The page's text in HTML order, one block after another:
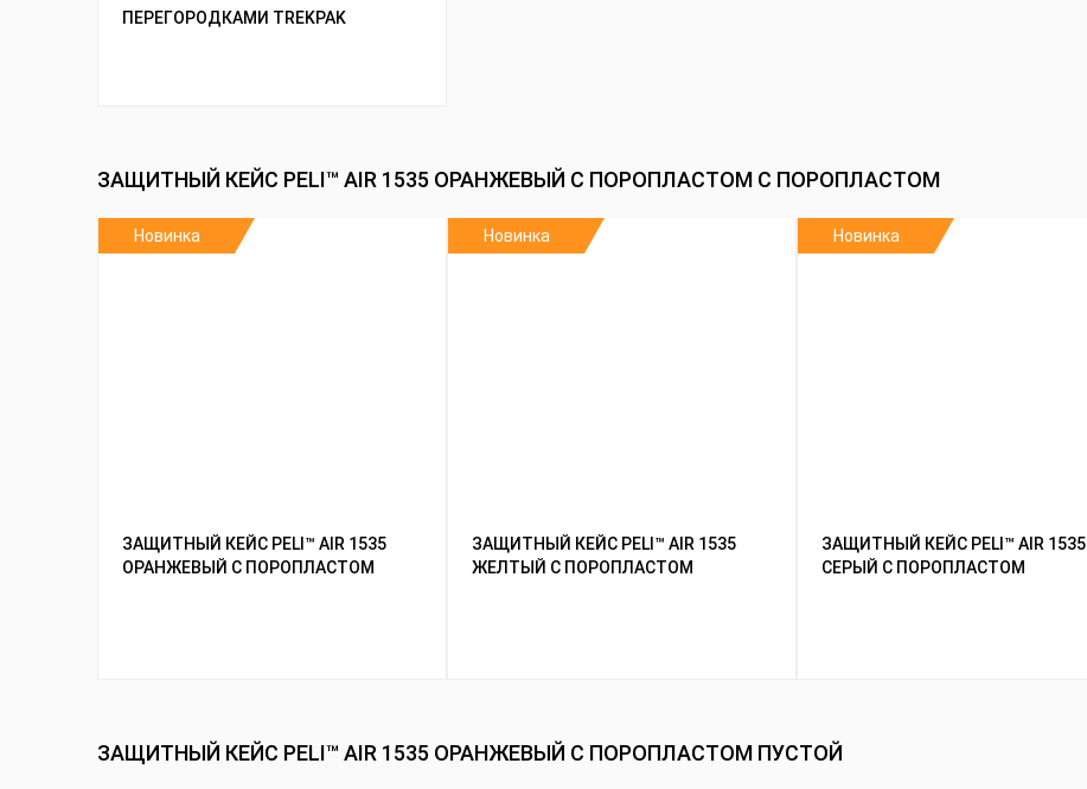
ПЕРЕГОРОДКАМИ TREKPAK
ЗАЩИТНЫЙ КЕЙС PELI™ AIR 1535 ОРАНЖЕВЫЙ С ПОРОПЛАСТОМ С ПОРОПЛАСТОМ
ЗАЩИТНЫЙ КЕЙС PELI™ AIR 1535
ОРАНЖЕВЫЙ С ПОРОПЛАСТОМ
Новинка
ЗАЩИТНЫЙ КЕЙС PELI™ AIR 1535
ЖЕЛТЫЙ С ПОРОПЛАСТОМ
Новинка
ЗАЩИТНЫЙ КЕЙС PELI™ AIR 1535
СЕРЫЙ С ПОРОПЛАСТОМ
Новинка
ЗАЩИТНЫЙ КЕЙС PELI™ AIR 1535 ОРАНЖЕВЫЙ С ПОРОПЛАСТОМ ПУСТОЙ